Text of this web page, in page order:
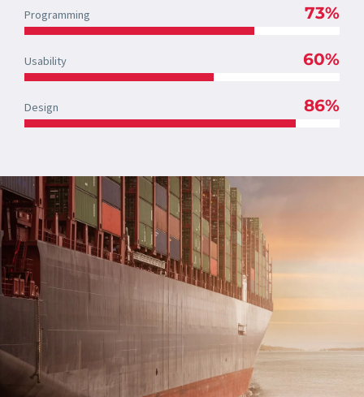
Programming 73%
Usability 60%
Design 86%